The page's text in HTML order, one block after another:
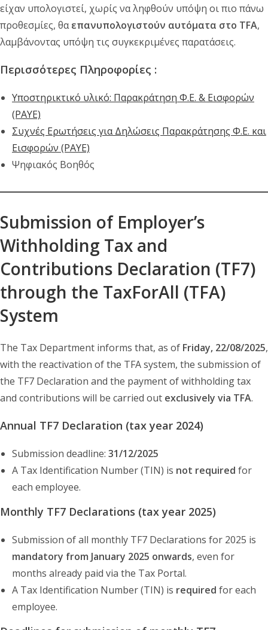
είχαν υπολογιστεί, χωρίς να ληφθούν υπόψη οι πιο πάνω
προθεσμίες, θαεπανυπολογιστούν αυτόματα στο TFA,
λαμβάνοντας υπόψη τις συγκεκριμένες παρατάσεις.
Περισσότερες Πληροφορίες :
Υποστηρικτικό υλικό: Παρακράτηση Φ.Ε. & Εισφορών
(PAYE)
Συχνές Ερωτήσεις για Δηλώσεις Παρακράτησης Φ.Ε. και
Εισφορών (PAYE)
Ψηφιακός Βοηθός
Submission of Employer’s
Withholding Tax and
Contributions Declaration (TF7)
through the TaxForAll (TFA)
System
The Tax Department informs that, as of Friday, 22/08/2025,
with the reactivation of the TFA system, the submission of
the TF7 Declaration and the payment of withholding tax
and contributions will be carried out exclusively via TFA.
Annual TF7 Declaration (tax year 2024)
Submission deadline: 31/12/2025
A Tax Identification Number (TIN) is not required for
each employee.
Monthly TF7 Declarations (tax year 2025)
Submission of all monthly TF7 Declarations for 2025 is
mandatory from January 2025 onwards, even for
months already paid via the Tax Portal.
A Tax Identification Number (TIN) is required for each
employee.